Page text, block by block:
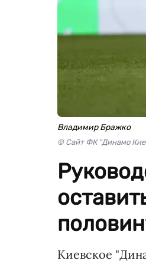
Владимир Бражко
© Сайт ФК "Динамо
Киевское